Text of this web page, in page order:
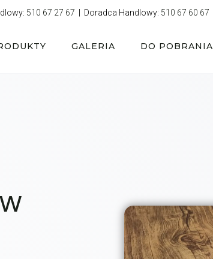
510 67 27 67 | Doradca Handlowy: 510 67 60 67
GALERIA DO POBRANIA